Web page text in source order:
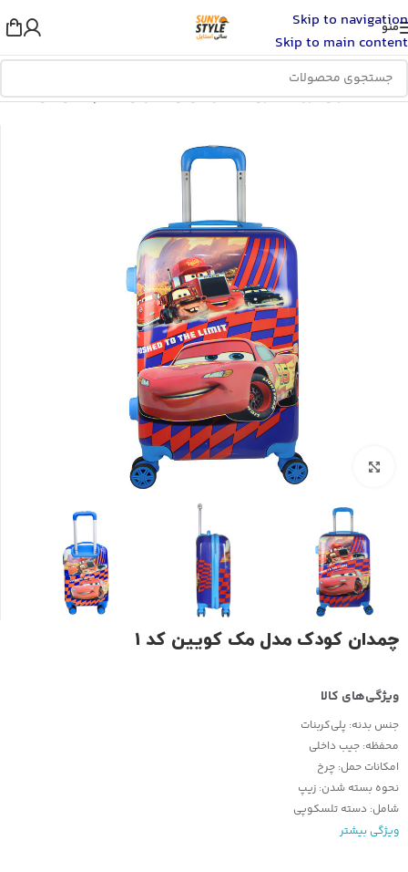
Skip to navigation
Skip to main content
منو
خانه/مادر و فرزند/ملزومات گردش و سفرکودک/چمدان کودک
بزرگنمایی تصویر
چمدان کودک مدل مک کویین کد ۱
جنس بدنه: پلی‌کربنات
محفظه: جیب داخلی
امکانات حمل: چرخ
نحوه بسته شدن: زیپ
شامل: دسته تلسکوپی
ویژگی بیشتر